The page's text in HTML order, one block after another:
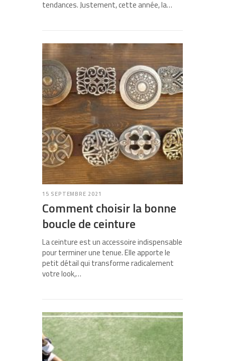
tendances. Justement, cette année, la…
15 SEPTEMBRE 2021
Comment choisir la bonne
boucle de ceinture
La ceinture est un accessoire indispensable
pour terminer une tenue. Elle apporte le
petit détail qui transforme radicalement
votre look,…